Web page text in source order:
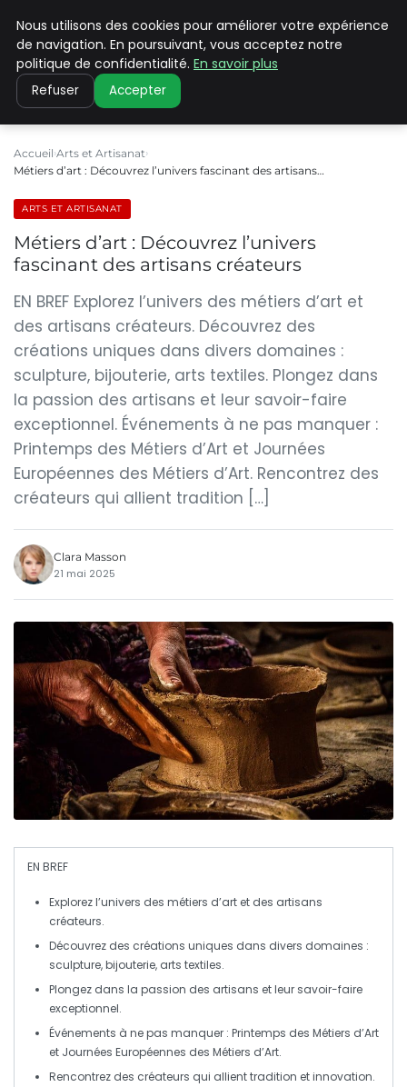
PILAT PATRIMOINES
Accueil Arts et Artisanat
Métiers d’art : Découvrez l’univers fascinant des artisans…
ARTS ET ARTISANAT
Métiers d’art : Découvrez l’univers
fascinant des artisans créateurs
EN BREF Explorez l’univers des métiers d’art et
des artisans créateurs. Découvrez des
créations uniques dans divers domaines :
sculpture, bijouterie, arts textiles. Plongez dans
la passion des artisans et leur savoir-faire
exceptionnel. Événements à ne pas manquer :
Printemps des Métiers d’Art et Journées
Européennes des Métiers d’Art. Rencontrez des
créateurs qui allient tradition […]
Clara Masson
21 mai 2025
EN BREF
Explorez l’univers des métiers d’art et des artisans
créateurs.
Découvrez des créations uniques dans divers domaines :
sculpture,bijouterie, arts textiles.
Plongez dans la passion des artisans et leur savoir-faire
exceptionnel.
Événements à ne pas manquer : Printemps des Métiers d’Art
et Journées Européennes des Métiers d’Art.
Rencontrez des créateurs qui allient tradition etinnovation.
Nous utilisons des cookies pour améliorer votre expérience
de navigation. En poursuivant, vous acceptez notre
politique de confidentialité. En savoir plus
Refuser Accepter